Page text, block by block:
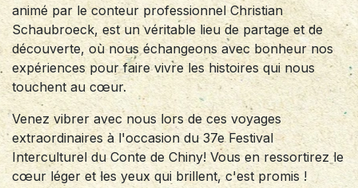
animé par le conteur professionnel Christian
Schaubroeck, est un véritable lieu de partage et de
découverte, où nous échangeons avec bonheur nos
expériences pour faire vivre les histoires qui nous
touchent au cœur.
Venez vibrer avec nous lors de ces voyages
extraordinaires à l'occasion du 37e Festival
Interculturel du Conte de Chiny! Vous en ressortirez le
cœur léger et les yeux qui brillent, c'est promis !